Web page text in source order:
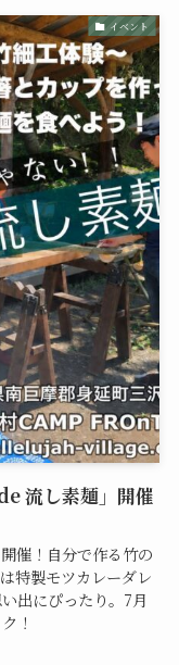
イベント
流し素麺」開催
催！自分で作る竹の
特製モツカレーダレ
出にぴったり。7月
！